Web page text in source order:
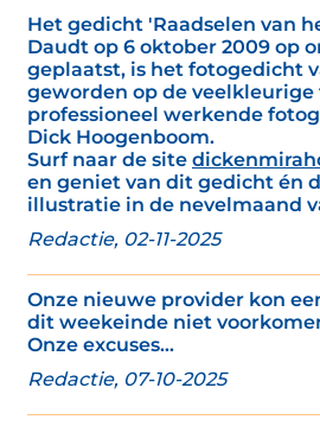
Het gedicht 'Raadselen van
Daudt op 6 oktober 2009 op
geplaatst, is het fotogedicht
geworden op de veelkleurige
professioneel werkende
Dick Hoogenboom.
Surf naar de site
en geniet van dit gedicht én
illustratie in de nevelmaand
Redactie, 02-11-2025
Onze nieuwe provider kon
dit weekeinde niet
Onze excuses...
Redactie, 07-10-2025